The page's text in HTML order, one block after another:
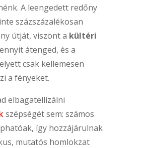
A leengedett redőny
százszázalékosan
útját, viszont a kültéri
átenged, és a
csak kellemesen
a fényeket.
elbagatellizálni
szépségét sem: számos
így hozzájárulnak
mutatós homlokzat